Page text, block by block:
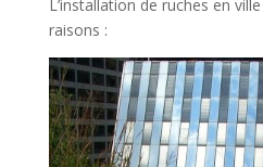
L’installation de ruches en
raisons :